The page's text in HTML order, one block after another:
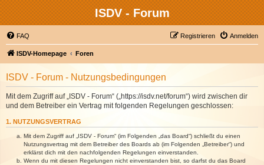
ISDV - Forum
FAQ Anmelden
Registrieren
ISDV-Homepage Foren
ISDV - Forum - Nutzungsbedingungen
Mit dem Zugriff auf „ISDV - Forum“ („https://isdv.net/forum“) wird zwischen dir
und dem Betreiber ein Vertrag mit folgenden Regelungen geschlossen:
1. NUTZUNGSVERTRAG
Mit dem Zugriff auf „ISDV - Forum“ (im Folgenden „das Board“) schließt du einen
Nutzungsvertrag mit dem Betreiber des Boards ab (im Folgenden „Betreiber“) und
erklärst dich mit den nachfolgenden Regelungen einverstanden.
Wenn du mit diesen Regelungen nicht einverstanden bist, so darfst du das Board